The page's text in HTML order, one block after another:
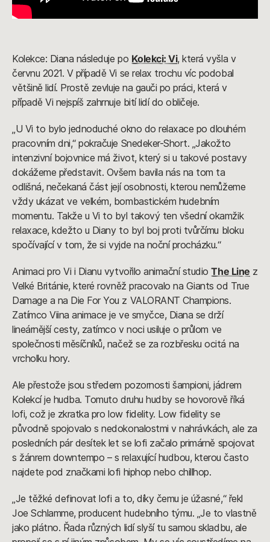
Kolekce: Diana následuje po Kolekci: Vi, která vyšla v
červnu 2021. V případě Vi se relax trochu víc podobal
většině lidí. Prostě zevluje na gauči po práci, která v
případě Vi nejspíš zahrnuje bití lidí do obličeje.
„U Vi to bylo jednoduché okno do relaxace po dlouhém
pracovním dni,“ pokračuje Snedeker-Short. „Jakožto
intenzivní bojovnice má život, který si u takové postavy
dokážeme představit. Ovšem bavila nás na tom ta
odlišná, nečekaná část její osobnosti, kterou nemůžeme
vždy ukázat ve velkém, bombastickém hudebním
momentu. Takže u Vi to byl takový ten všední okamžik
relaxace, kdežto u Diany to byl boj proti tvůrčímu bloku
spočívající v tom, že si vyjde na noční procházku.“
Animaci pro Vi i Dianu vytvořilo animační studioThe Line z
Velké Británie, které rovněž pracovalo na Giants od True
Damage a na Die For You z VALORANT Champions.
Zatímco Viina animace je ve smyčce, Diana se drží
lineárnější cesty, zatímco v noci usiluje o průlom ve
společnosti měsíčníků, načež se za rozbřesku ocitá na
vrcholku hory.
Ale přestože jsou středem pozornosti šampioni, jádrem
Kolekcí je hudba. Tomuto druhu hudby se hovorově říká
lofi, což je zkratka pro low fidelity. Low fidelity se
původně spojovalo s nedokonalostmi v nahrávkách, ale za
posledních pár desítek let se lofi začalo primárně spojovat
s žánrem downtempo – s relaxující hudbou, kterou často
najdete pod značkami lofi hiphop nebo chillhop.
„Je těžké definovat lofi a to, díky čemu je úžasné,“ řekl
Joe Schlamme, producent hudebního týmu. „Je to vlastně
jako plátno. Řada různých lidí slyší tu samou skladbu, ale